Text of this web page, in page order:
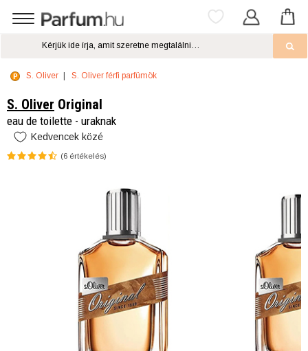
S. Oliver S. Oliver férfi parfümök
S. Oliver Original
eau de toilette - uraknak
Kedvencek közé
(6 értékelés)